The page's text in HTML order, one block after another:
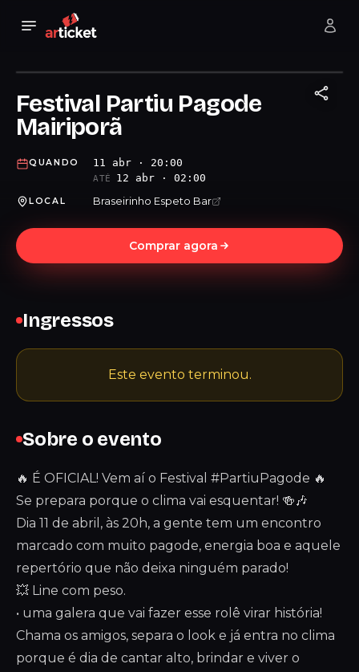
Festival Partiu Pagode
Mairiporã
QUANDO 11 abr · 20:00
ATÉ 12 abr · 02:00
LOCAL Braseirinho Espeto Bar
Comprar agora
Sobre o evento
🔥 É OFICIAL! Vem aí o Festival #PartiuPagode 🔥
Se prepara porque o clima vai esquentar! 🍻🎶
Dia 11 de abril, às 20h, a gente tem um encontro
marcado com muito pagode, energia boa e aquele
repertório que não deixa ninguém parado!
💥 Line com peso.
• uma galera que vai fazer esse rolê virar história!
Chama os amigos, separa o look e já entra no clima
porque é dia de cantar alto, brindar e viver o
Ingressos
Este evento terminou.